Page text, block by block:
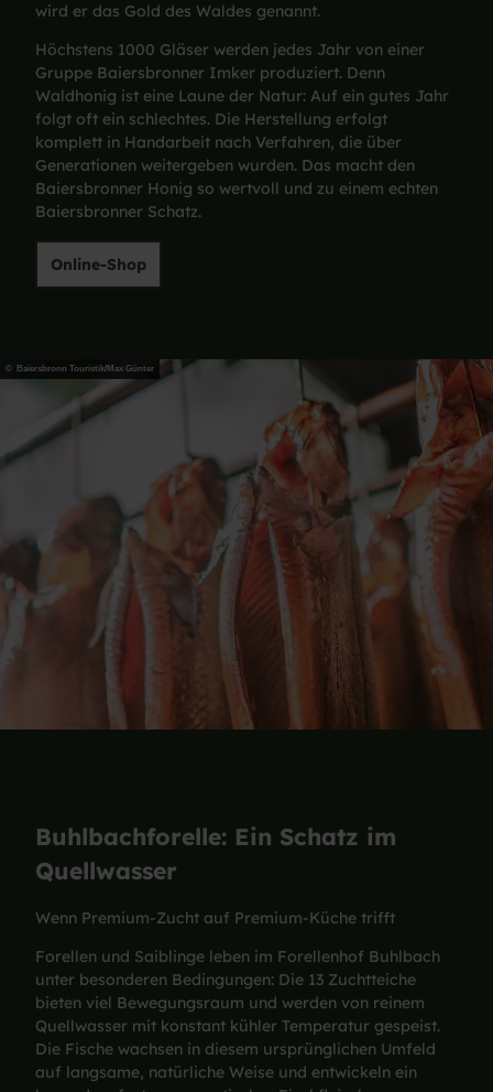
wird er das Gold des Waldes genannt.
Höchstens 1000 Gläser werden jedes Jahr von einer
Gruppe Baiersbronner Imker produziert. Denn
Waldhonig ist eine Laune der Natur: Auf ein gutes Jahr
folgt oft ein schlechtes. Die Herstellung erfolgt
komplett in Handarbeit nach Verfahren, die über
Generationen weitergeben wurden. Das macht den
Baiersbronner Honig so wertvoll und zu einem echten
Baiersbronner Schatz.
Online-Shop
Buhlbachforelle: Ein Schatz im
Quellwasser
Wenn Premium-Zucht auf Premium-Küche trifft
Forellen und Saiblinge leben im Forellenhof Buhlbach
unter besonderen Bedingungen: Die 13 Zuchtteiche
bieten viel Bewegungsraum und werden von reinem
Quellwasser mit konstant kühler Temperatur gespeist.
Die Fische wachsen in diesem ursprünglichen Umfeld
auf langsame, natürliche Weise und entwickeln ein
© Baiersbronn Touristik/Max Günter